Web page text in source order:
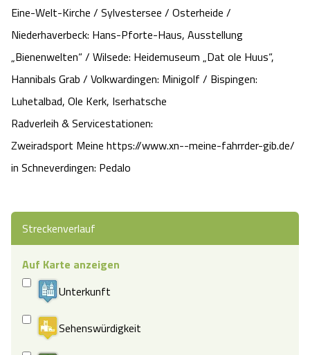
Eine-Welt-Kirche / Sylvestersee / Osterheide /
Niederhaverbeck: Hans-Pforte-Haus, Ausstellung
„Bienenwelten“ / Wilsede: Heidemuseum „Dat ole Huus“,
Hannibals Grab / Volkwardingen: Minigolf / Bispingen:
Luhetalbad, Ole Kerk, Iserhatsche
Radverleih & Servicestationen:
Zweiradsport Meine https://www.xn--meine-fahrrder-gib.de/
in Schneverdingen: Pedalo
Streckenverlauf
Auf Karte anzeigen
Unterkunft
Sehenswürdigkeit